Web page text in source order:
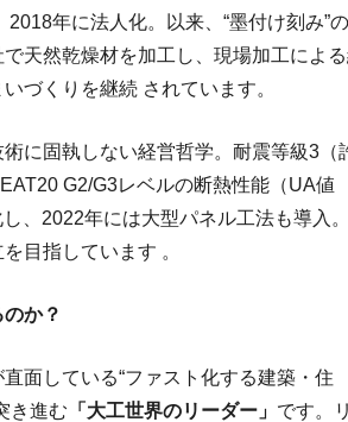
年に法人化。以来、“墨付け刻み”
天然乾燥材を加工し、現場加工によ
づくりを継続 されています。
術に固執しない経営哲学。耐震等級3（
G2/G3レベルの断熱性能（UA値
、2022年には大型パネル工法も導入
目指しています 。
か？
面している“ファスト化する建築・住
き進む 「大工世界のリーダー」 です。